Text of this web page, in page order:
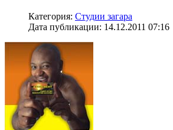
Категория: Студии загара
Дата публикации: 14.12.2011 07:16